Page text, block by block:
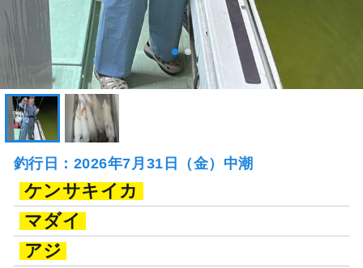
釣行日：2026年7月31日（金）中潮
ケンサキイカ
マダイ
アジ